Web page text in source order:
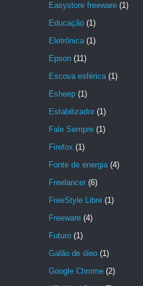
Easystore freeware (1)
Educação (1)
Eletrônica (1)
Epson (11)
Escova esférica (1)
Esheep (1)
Estabilizador (1)
Fale Sempre (1)
Firefox (1)
Fonte de energia (4)
Freelancer (6)
FreeStyle Libre (1)
Freeware (4)
Futuro (1)
Galão de óleo (1)
Google Chrome (2)